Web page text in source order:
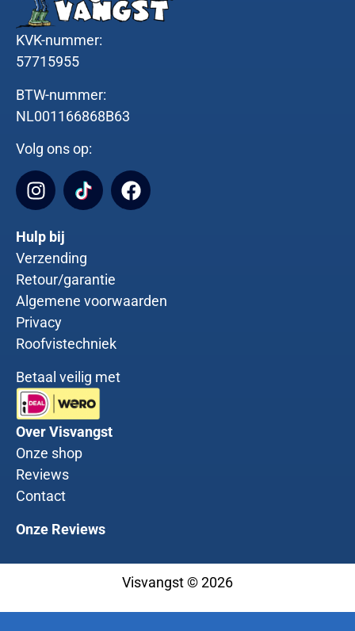
KVK-nummer:
57715955
BTW-nummer:
NL001166868B63
Volg ons op:
Hulp bij
Verzending
Retour/garantie
Algemene voorwaarden
Privacy
Roofvistechniek
Betaal veilig met
Over Visvangst
Onze shop
Reviews
Contact
Onze Reviews
Visvangst © 2026